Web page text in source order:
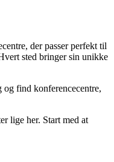
der passer perfekt til
sted bringer sin unikke
find konferencecentre,
lige her. Start med at